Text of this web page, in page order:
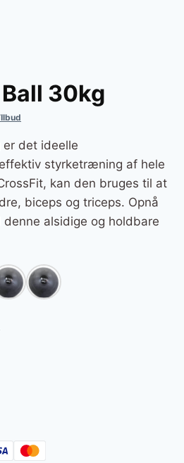
30kg
er det ideelle
styrketræning af hele
kan den bruges til at
biceps og triceps. Opnå
alsidige og holdbare